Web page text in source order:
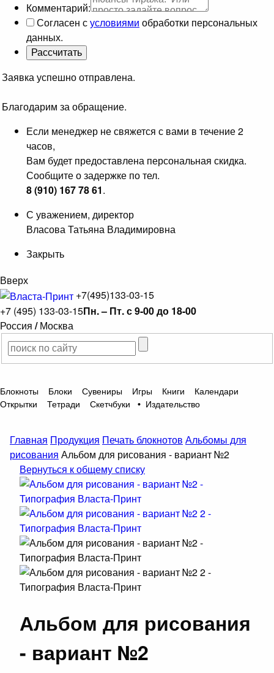
Комментарий:
Согласен сусловиями обработки персональных
данных.
Заявка успешно отправлена.
Благодарим за обращение.
Если менеджер не свяжется с вами в течение 2
часов,
Вам будет предоставлена персональная скидка.
Сообщите о задержке по тел.
8 (910) 167 78 61.
С уважением, директор
Власова Татьяна Владимировна
Закрыть
Вверх
+7(495)133-03-15
+7 (495) 133-03-15Пн. – Пт. с 9-00 до 18-00
Россия / Москва
Блокноты Блоки Сувениры Игры Книги
Календари
Открытки
Тетради Скетчбуки • Издательство
Главная Продукция Печать блокнотов Альбомы для
рисования Альбом для рисования - вариант №2
Вернуться к общему списку
Альбом для рисования
- вариант №2